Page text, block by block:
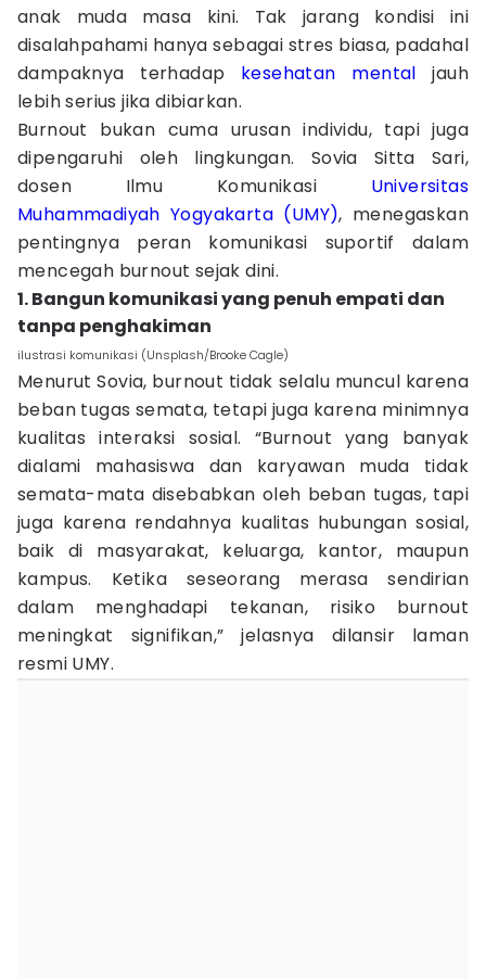
anak muda masa kini. Tak jarang kondisi ini
disalahpahami hanya sebagai stres biasa, padahal
dampaknya terhadap kesehatan mental jauh
lebih serius jika dibiarkan.
Burnout bukan cuma urusan individu, tapi juga
dipengaruhi oleh lingkungan. Sovia Sitta Sari,
dosen Ilmu Komunikasi Universitas
Muhammadiyah Yogyakarta (UMY), menegaskan
pentingnya peran komunikasi suportif dalam
mencegah burnout sejak dini.
1. Bangun komunikasi yang penuh empati dan
tanpa penghakiman
ilustrasi komunikasi (Unsplash/Brooke Cagle)
Menurut Sovia, burnout tidak selalu muncul karena
beban tugas semata, tetapi juga karena minimnya
kualitas interaksi sosial. “Burnout yang banyak
dialami mahasiswa dan karyawan muda tidak
semata-mata disebabkan oleh beban tugas, tapi
juga karena rendahnya kualitas hubungan sosial,
baik di masyarakat, keluarga, kantor, maupun
kampus. Ketika seseorang merasa sendirian
dalam menghadapi tekanan, risiko burnout
meningkat signifikan,” jelasnya dilansir laman
resmi UMY.